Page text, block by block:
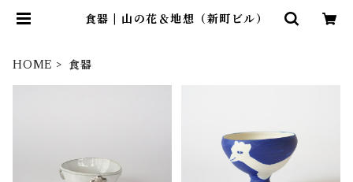
食器 | 山の花＆地想（新町ビル）
HOME 食器